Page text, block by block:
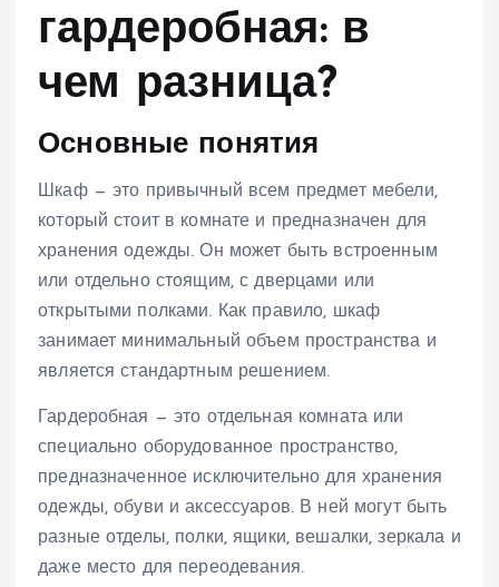
гардеробная: в
чем разница?
Основные понятия
Шкаф — это привычный всем предмет мебели,
который стоит в комнате и предназначен для
хранения одежды. Он может быть встроенным
или отдельно стоящим, с дверцами или
открытыми полками. Как правило, шкаф
занимает минимальный объем пространства и
является стандартным решением.
Гардеробная — это отдельная комната или
специально оборудованное пространство,
предназначенное исключительно для хранения
одежды, обуви и аксессуаров. В ней могут быть
разные отделы, полки, ящики, вешалки, зеркала и
даже место для переодевания.